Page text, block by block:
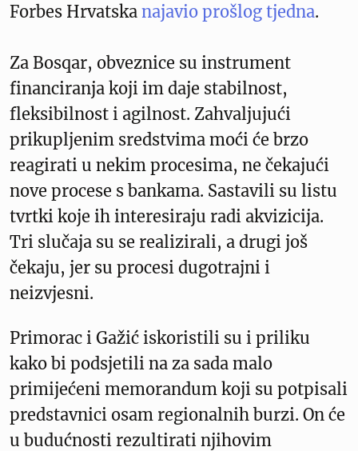
Forbes Hrvatska najavio prošlog tjedna.
Za Bosqar, obveznice su instrument
financiranja koji im daje stabilnost,
fleksibilnost i agilnost. Zahvaljujući
prikupljenim sredstvima moći će brzo
reagirati u nekim procesima, ne čekajući
nove procese s bankama. Sastavili su listu
tvrtki koje ih interesiraju radi akvizicija.
Tri slučaja su se realizirali, a drugi još
čekaju, jer su procesi dugotrajni i
neizvjesni.
Primorac i Gažić iskoristili su i priliku
kako bi podsjetili na za sada malo
primijećeni memorandum koji su potpisali
predstavnici osam regionalnih burzi. On će
u budućnosti rezultirati njihovim